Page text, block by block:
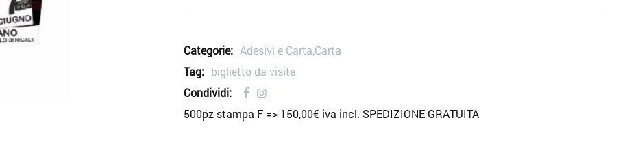
Categorie: Adesivi e Carta,Carta
Tag: biglietto da visita
Condividi:
500pz stampa F => 150,00€ iva incl. SPEDIZIONE GRATUITA